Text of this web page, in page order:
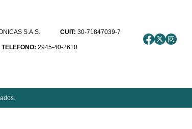
S.A.S. CUIT: 30-71847039-7
TELEFONO: 2945-40-2610